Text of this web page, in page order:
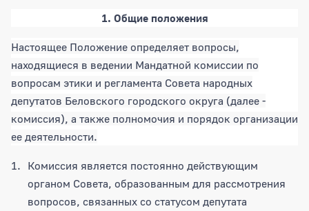
1. Общие положения
Настоящее Положение определяет вопросы,
находящиеся в ведении Мандатной комиссии по
вопросам этики и регламента Совета народных
депутатов Беловского городского округа (далее -
комиссия), а также полномочия и порядок организации
ее деятельности.
Комиссия является постоянно действующим
органом Совета, образованным для рассмотрения
вопросов, связанных со статусом депутата